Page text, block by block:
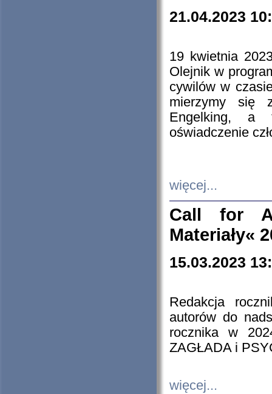
21.04.2023
19 kwietnia
Olejnik w
cywilów w
mierzymy się
Engelking, a
oświadczenie
więcej...
Call for
Materiały«
15.03.2023
Redakcja
autorów do
rocznika w
ZAGŁADA i
więcej...